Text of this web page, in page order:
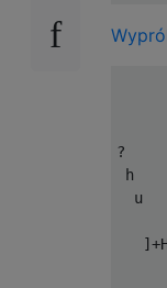
?
h
u